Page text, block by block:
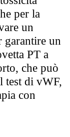
per la
un
garantire un
PT a
che può
test di vWF,
con